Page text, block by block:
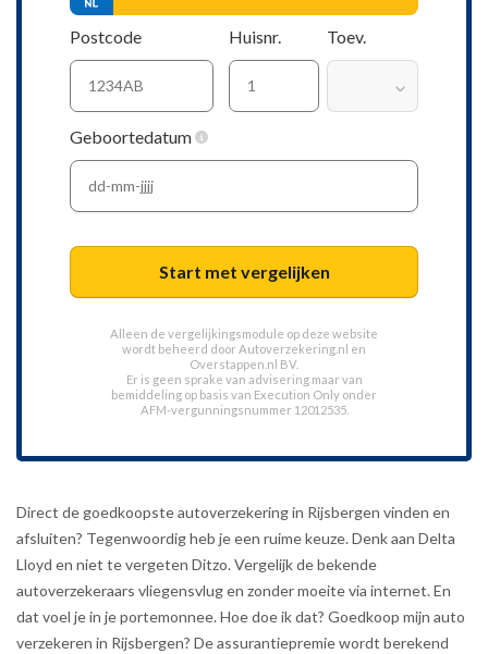
Postcode Huisnr. Toev.
Geboortedatum
Start met vergelijken
Alleen de vergelijkingsmodule op deze website
wordt beheerd door Autoverzekering.nl en
Overstappen.nl BV.
Er is geen sprake van advisering maar van
bemiddeling op basis van Execution Only onder
AFM-vergunningsnummer 12012535.
Direct de goedkoopste autoverzekering in Rijsbergen vinden en
afsluiten? Tegenwoordig heb je een ruime keuze. Denk aan Delta
Lloyd en niet te vergeten Ditzo. Vergelijk de bekende
autoverzekeraars vliegensvlug en zonder moeite via internet. En
dat voel je in je portemonnee. Hoe doe ik dat? Goedkoop mijn auto
verzekeren in Rijsbergen? De assurantiepremie wordt berekend